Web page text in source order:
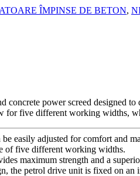
ÎMPINSE DE BETON,
concrete power screed designed
for five different working widths,
easily adjusted for comfort and
of five different working widths.
maximum strength and a
the petrol drive unit is fixed on an